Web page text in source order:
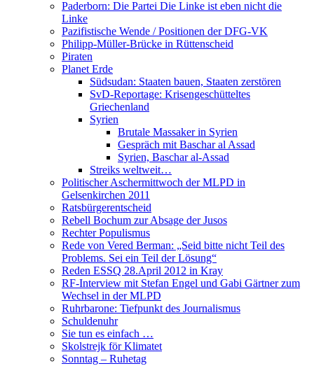
Paderborn: Die Partei Die Linke ist eben nicht die
Linke
Pazifistische Wende / Positionen der DFG-VK
Philipp-Müller-Brücke in Rüttenscheid
Piraten
Planet Erde
Südsudan: Staaten bauen, Staaten zerstören
SvD-Reportage: Krisengeschütteltes
Griechenland
Syrien
Brutale Massaker in Syrien
Gespräch mit Baschar al Assad
Syrien, Baschar al-Assad
Streiks weltweit…
Politischer Aschermittwoch der MLPD in
Gelsenkirchen 2011
Ratsbürgerentscheid
Rebell Bochum zur Absage der Jusos
Rechter Populismus
Rede von Vered Berman: „Seid bitte nicht Teil des
Problems. Sei ein Teil der Lösung“
Reden ESSQ 28.April 2012 in Kray
RF-Interview mit Stefan Engel und Gabi Gärtner zum
Wechsel in der MLPD
Ruhrbarone: Tiefpunkt des Journalismus
Schuldenuhr
Sie tun es einfach …
Skolstrejk för Klimatet
Sonntag – Ruhetag